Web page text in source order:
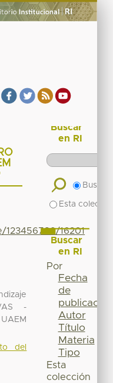
123456789/16201
-
del
Buscar
en RI
Buscar
Esta
Buscar
en RI
Por
Fecha
de
publicación
Autor
Título
Materia
Tipo
Esta
colección